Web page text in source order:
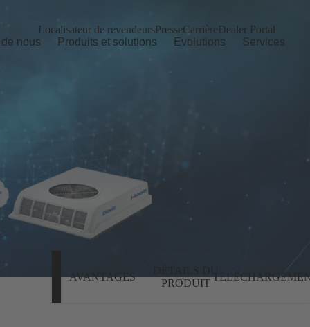
nous Produits et solutions Evolutions Services
Localisateur de revendeursPresseCarrièreDealer Portal
AVANTAGES
PRODUIT